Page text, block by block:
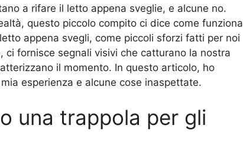
a rifare il letto appena sveglie, e alcune no.
questo piccolo compito ci dice come funziona
appena svegli, come piccoli sforzi fatti per noi
ci fornisce segnali visivi che catturano la nostra
il momento. In questo articolo, ho
esperienza e alcune cose inaspettate.
una trappola per gli